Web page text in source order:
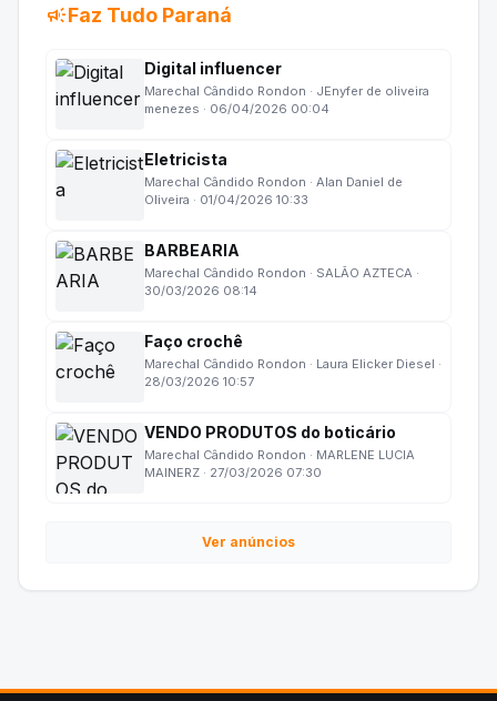
campaignFaz Tudo Paraná
Digital influencer
Marechal Cândido Rondon · JEnyfer de oliveira
menezes · 06/04/2026 00:04
Eletricista
Marechal Cândido Rondon · Alan Daniel de
Oliveira · 01/04/2026 10:33
BARBEARIA
Marechal Cândido Rondon · SALÃO AZTECA ·
30/03/2026 08:14
Faço crochê
Marechal Cândido Rondon · Laura Elicker Diesel ·
28/03/2026 10:57
VENDO PRODUTOS do boticário
Marechal Cândido Rondon · MARLENE LUCIA
MAINERZ · 27/03/2026 07:30
Ver anúncios